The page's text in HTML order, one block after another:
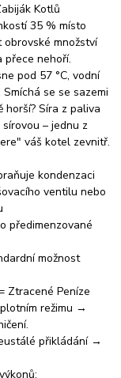
Kotlů
35 % místo
množství
přece nehoří.
pod 57 °C, vodní
se se sazemi
horší? Síra z paliva
– jednu z
váš kotel zevnitř.
kondenzaci
ventilu nebo
předimenzované
možnost
Ztracené Peníze
režimu →
přikládání →